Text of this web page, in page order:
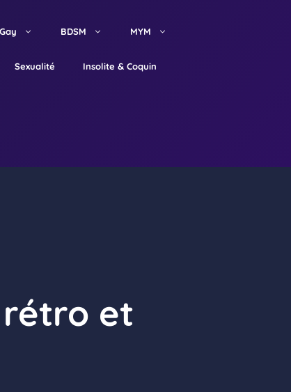
BDSM MYM
Sexualité Insolite & Coquin
rétro et